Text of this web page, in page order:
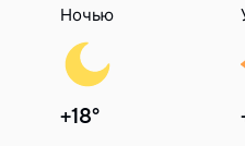
Ночью
+18°